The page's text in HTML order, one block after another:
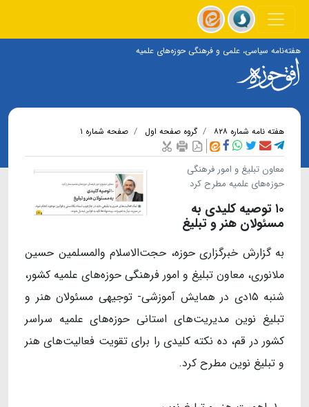
هفته‌نامه سیاسی، علمی و فرهنگی حوزه‌های علمیه
هفته نامه شماره ۸۲۸ گروه صفحه اول صفحه شماره ۱
معاون تبلیغ و امور فرهنگی
حوزه‌های علمیه مطرح کرد
۱۰ توصیه کلیدی به
مسئولان هنر و تبلیغ
به گزارش خبرگزاری حوزه، حجت‌الاسلام والمسلمین حسین
ملانوری، معاون تبلیغ و امور فرهنگی حوزه‌های علمیه کشور،
شنبه ۱۵دی در همایش آموزشی- توجیهی مسئولان هنر و
تبلیغ نوین مدیریت‌های استانی حوزه‌های علمیه سراسر
کشور در قم، ده نکته کلیدی را برای تقویت فعالیت‌های هنر
و تبلیغ نوین مطرح کرد.